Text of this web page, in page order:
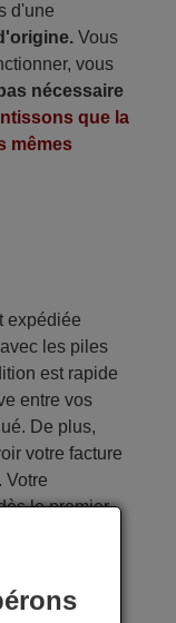
d'une
Vous
vous
nécessaire
que la
mêmes
expédiée
les piles
est rapide
entre vos
De plus,
votre facture
Votre
le premier
cette